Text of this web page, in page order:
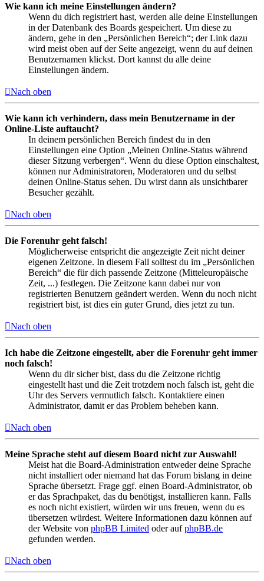
Wie kann ich meine Einstellungen ändern?
Wenn du dich registriert hast, werden alle deine Einstellungen
in der Datenbank des Boards gespeichert. Um diese zu
ändern, gehe in den „Persönlichen Bereich“; der Link dazu
wird meist oben auf der Seite angezeigt, wenn du auf deinen
Benutzernamen klickst. Dort kannst du alle deine
Einstellungen ändern.
Nach oben
Wie kann ich verhindern, dass mein Benutzername in der
Online-Liste auftaucht?
In deinem persönlichen Bereich findest du in den
Einstellungen eine Option „Meinen Online-Status während
dieser Sitzung verbergen“. Wenn du diese Option einschaltest,
können nur Administratoren, Moderatoren und du selbst
deinen Online-Status sehen. Du wirst dann als unsichtbarer
Besucher gezählt.
Nach oben
Die Forenuhr geht falsch!
Möglicherweise entspricht die angezeigte Zeit nicht deiner
eigenen Zeitzone. In diesem Fall solltest du im „Persönlichen
Bereich“ die für dich passende Zeitzone (Mitteleuropäische
Zeit, ...) festlegen. Die Zeitzone kann dabei nur von
registrierten Benutzern geändert werden. Wenn du noch nicht
registriert bist, ist dies ein guter Grund, dies jetzt zu tun.
Nach oben
Ich habe die Zeitzone eingestellt, aber die Forenuhr geht immer
noch falsch!
Wenn du dir sicher bist, dass du die Zeitzone richtig
eingestellt hast und die Zeit trotzdem noch falsch ist, geht die
Uhr des Servers vermutlich falsch. Kontaktiere einen
Administrator, damit er das Problem beheben kann.
Nach oben
Meine Sprache steht auf diesem Board nicht zur Auswahl!
Meist hat die Board-Administration entweder deine Sprache
nicht installiert oder niemand hat das Forum bislang in deine
Sprache übersetzt. Frage ggf. einen Board-Administrator, ob
er das Sprachpaket, das du benötigst, installieren kann. Falls
es noch nicht existiert, würden wir uns freuen, wenn du es
übersetzen würdest. Weitere Informationen dazu können auf
der Website von phpBB Limited oder aufphpBB.de
gefunden werden.
Nach oben